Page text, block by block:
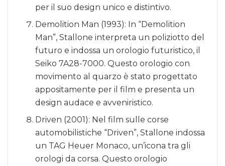
per il suo design unico e distintivo.
Demolition Man (1993): In “Demolition
Man”, Stallone interpreta un poliziotto del
futuro e indossa un orologio futuristico, il
Seiko 7A28-7000. Questo orologio con
movimento al quarzo è stato progettato
appositamente per il film e presenta un
design audace e avveniristico.
Driven (2001): Nel film sulle corse
automobilistiche “Driven”, Stallone indossa
un TAG Heuer Monaco, un’icona tra gli
orologi da corsa. Questo orologio